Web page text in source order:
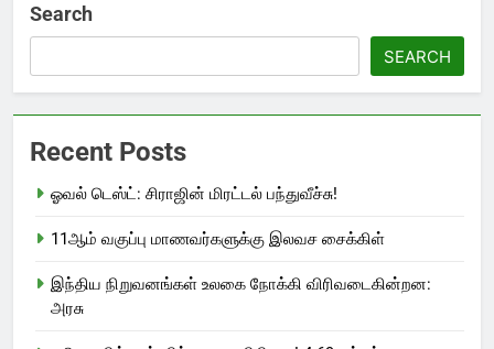
Search
SEARCH
Recent Posts
ஓவல் டெஸ்ட்: சிராஜின் மிரட்டல் பந்துவீச்சு!
11ஆம் வகுப்பு மாணவர்களுக்கு இலவச சைக்கிள்
இந்திய நிறுவனங்கள் உலகை நோக்கி விரிவடைகின்றன:
அரசு